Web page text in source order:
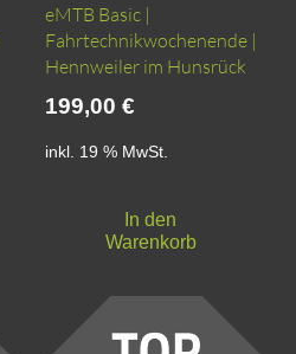
eMTB Basic |
Fahrtechnikwochenende |
Hennweiler im Hunsrück
199,00 €
inkl. 19 % MwSt.
In den
Warenkorb